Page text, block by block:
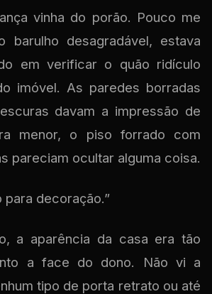
vinha do porão. Pouco me
barulho desagradável, estava
em verificar o quão ridículo
imóvel. As paredes borradas
davam a impressão de
menor, o piso forrado com
pareciam ocultar alguma coisa.
para decoração.”
a aparência da casa era tão
a face do dono. Não vi a
tipo de porta retrato ou até